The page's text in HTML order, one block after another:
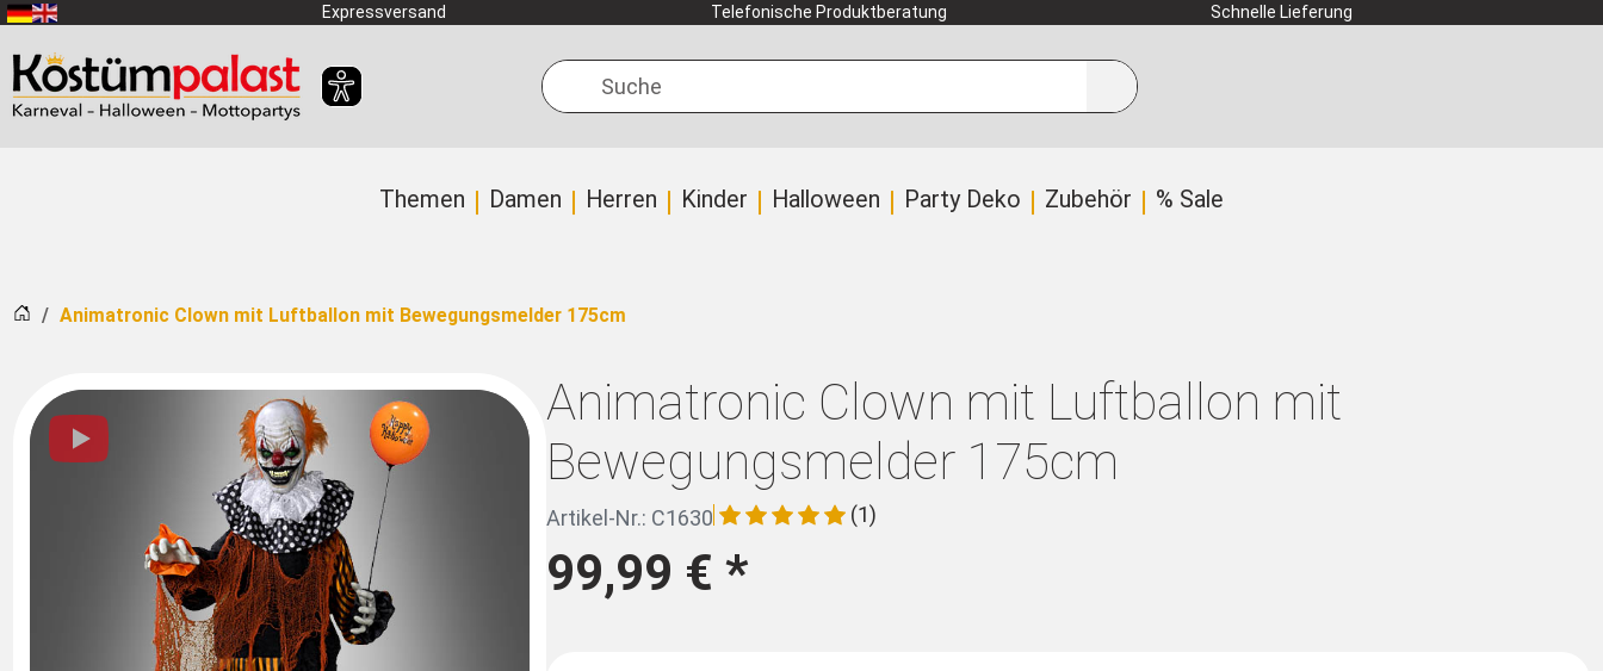
Zum Hauptinhalt springen Expressversand Telefonische Produktberatung Schnelle Lieferung
Suche
Themen Damen Herren Kinder Halloween Party Deko Zubehör % Sale
Startseite
Animatronic Clown mit Luftballon mit Bewegungsmelder 175cm
Animatronic Clown mit Luftballon mit
Bewegungsmelder 175cm
Artikel-Nr.: C1630 (1)
99,99 €*